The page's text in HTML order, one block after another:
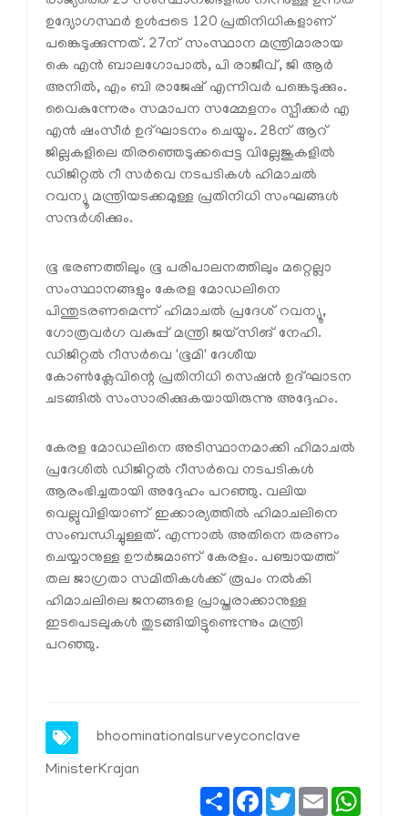
ഉദ്യോഗസ്ഥർ ഉൾപ്പടെ 120 പ്രതിനിധികളാണ്
പങ്കെടുക്കുന്നത്. 27ന് സംസ്ഥാന മന്ത്രിമാരായ
കെ എൻ ബാലഗോപാൽ, പി രാജീവ്, ജി ആർ
അനിൽ, എം ബി രാജേഷ് എന്നിവർ പങ്കെടുക്കും.
വൈകുന്നേരം സമാപന സമ്മേളനം സ്പീക്കർ എ
എൻ ഷംസീർ ഉദ്ഘാടനം ചെയ്യും. 28ന് ആറ്
ജില്ലകളിലെ തിരഞ്ഞെടുക്കപ്പെട്ട വില്ലേജുകളിൽ
ഡിജിറ്റൽ റീ സർവെ നടപടികൾ ഹിമാചൽ
റവന്യൂ മന്ത്രിയടക്കമുള്ള പ്രതിനിധി സംഘങ്ങൾ
സന്ദർശിക്കും.
ഭൂ ഭരണത്തിലും ഭൂ പരിപാലനത്തിലും മറ്റെല്ലാ
സംസ്ഥാനങ്ങളും കേരള മോഡലിനെ
പിന്തുടരണമെന്ന് ഹിമാചൽ പ്രദേശ് റവന്യൂ,
ഗോത്രവർഗ വകുപ്പ് മന്ത്രി ജയ്‌സിങ് നേഹി.
ഡിജിറ്റൽ റീസർവെ 'ഭൂമി' ദേശീയ
കോൺക്ലേവിന്റെ പ്രതിനിധി സെഷൻ ഉദ്ഘാടന
ചടങ്ങിൽ സംസാരിക്കുകയായിരുന്നു അദ്ദേഹം.
കേരള മോഡലിനെ അടിസ്ഥാനമാക്കി ഹിമാചൽ
പ്രദേശിൽ ഡിജിറ്റൽ റീസർവെ നടപടികൾ
ആരംഭിച്ചതായി അദ്ദേഹം പറഞ്ഞു. വലിയ
വെല്ലുവിളിയാണ് ഇക്കാര്യത്തിൽ ഹിമാചലിനെ
സംബന്ധിച്ചുള്ളത്. എന്നാൽ അതിനെ തരണം
ചെയ്യാനുള്ള ഊർജമാണ് കേരളം. പഞ്ചായത്ത്
തല ജാഗ്രതാ സമിതികൾക്ക് രൂപം നൽകി
ഹിമാചലിലെ ജനങ്ങളെ പ്രാപ്തരാക്കാനുള്ള
ഇടപെടലുകൾ തുടങ്ങിയിട്ടുണ്ടെന്നും മന്ത്രി
പറഞ്ഞു.
bhoominationalsurveyconclave
MinisterKrajan
ShareFacebook
TwitterEmail